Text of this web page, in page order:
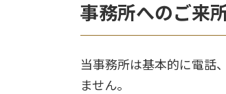
事務所へのご来
当事務所は基本的に電話
ません。